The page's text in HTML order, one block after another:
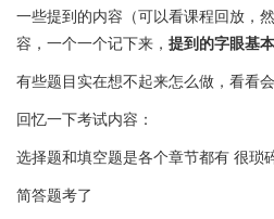
一些提到的内容（可以看课程回放，
容，一个一个记下来， 提到的字眼基
有些题目实在想不起来怎么做，看看
回忆一下考试内容：
选择题和填空题是各个章节都有 很琐
简答题考了